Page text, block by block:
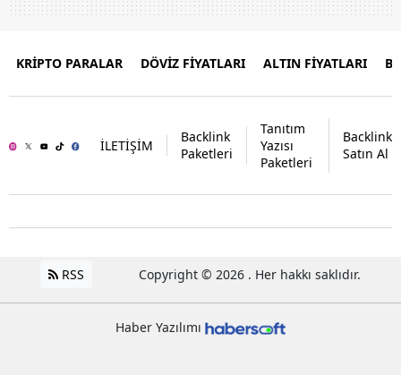
KRİPTO PARALAR DÖVİZ FİYATLARI ALTIN FİYATLARI
İLETİŞİM
Backlink
Paketleri
Tanıtım
Yazısı
Paketleri
Backlink
Satın Al
RSS Copyright © 2026 . Her hakkı saklıdır.
Haber Yazılımı